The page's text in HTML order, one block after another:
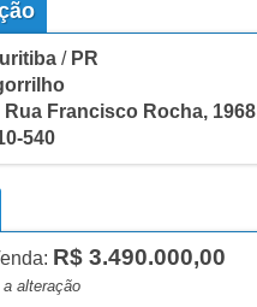
/ PR
Rua Francisco Rocha, 1968
540
R$ 3.490.000,00
alteração